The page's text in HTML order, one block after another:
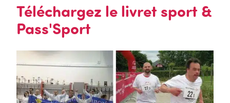
Téléchargez le livret sport &
Pass'Sport